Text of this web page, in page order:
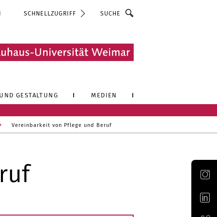
SCHNELLZUGRIFF Suche
GESTALTUNG MEDIEN
Vereinbarkeit von Pflege und Beruf